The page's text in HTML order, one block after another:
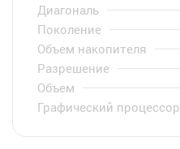
Диагональ
Поколение
Объем накопителя
Разрешение
Объем
Графический процессор